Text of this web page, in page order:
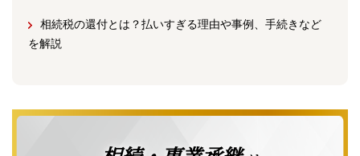
相続税の還付とは？払いすぎる理由や事例、手続きなど
を解説